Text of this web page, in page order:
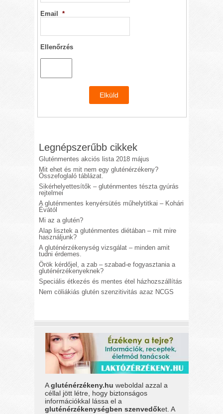
Email *
Ellenőrzés
Legnépszerűbb cikkek
Gluténmentes akciós lista 2018 május
Mit ehet és mit nem egy gluténérzékeny?
Összefoglaló táblázat.
Sikérhelyettesítők – gluténmentes tészta gyúrás
rejtelmei
A gluténmentes kenyérsütés műhelytitkai – Kohári
Évától
Mi az a glutén?
Alap lisztek a gluténmentes diétában – mit mire
használjunk?
A gluténérzékenység vizsgálat – minden amit
tudni érdemes.
Örök kérdőjel, a zab – szabad-e fogyasztania a
gluténérzékenyeknek?
Speciális étkezés és mentes étel házhozszállítás
Nem cöliákiás glutén szenzitivitás azaz NCGS
Agluténérzékeny.hu weboldal azzal a
céllal jött létre, hogy biztonságos
információkkal lássa el a
gluténérzékenységben szenvedőket. A